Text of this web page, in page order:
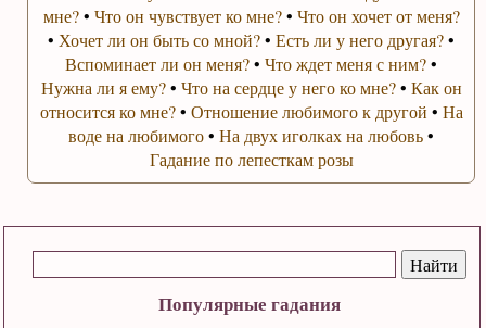
Популярные гадания
мне?• Что он чувствует ко мне?• Что он хочет от меня?
• Хочет ли он быть со мной?•Есть ли у него другая?•
Вспоминает ли он меня?•Что ждет меня с ним?•
Нужна ли я ему?• Что на сердце у него ко мне?• Как он
относится ко мне?• Отношение любимого к другой • На
воде на любимого•На двух иголках на любовь•
Гадание по лепесткам розы